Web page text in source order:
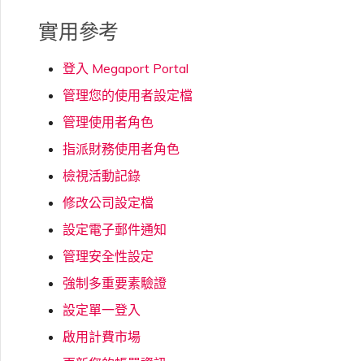
實用參考
登入 Megaport Portal
管理您的使用者設定檔
管理使用者角色
指派財務使用者角色
檢視活動記錄
修改公司設定檔
設定電子郵件通知
管理安全性設定
強制多重要素驗證
設定單一登入
啟用計費市場